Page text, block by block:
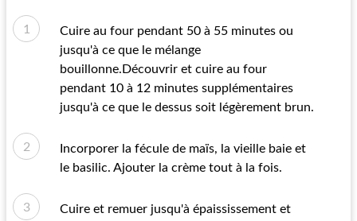
Cuire au four pendant 50 à 55 minutes ou
jusqu'à ce que le mélange
bouillonne.Découvrir et cuire au four
pendant 10 à 12 minutes supplémentaires
jusqu'à ce que le dessus soit légèrement brun.
Incorporer la fécule de maïs, la vieille baie et
le basilic. Ajouter la crème tout à la fois.
Cuire et remuer jusqu'à épaississement et